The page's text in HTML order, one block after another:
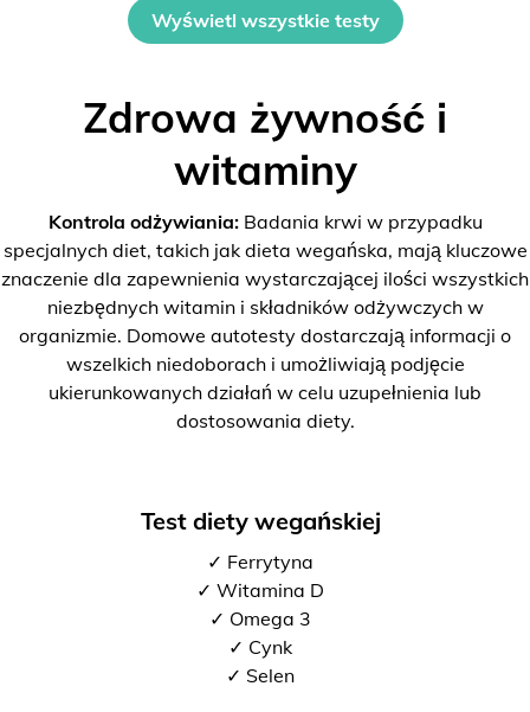
Wyświetl wszystkie testy
Zdrowa żywność i
witaminy
Kontrola odżywiania:Badania krwi w przypadku
specjalnych diet, takich jak dieta wegańska, mają kluczowe
znaczenie dla zapewnienia wystarczającej ilości wszystkich
niezbędnych witamin i składników odżywczych w
organizmie. Domowe autotesty dostarczają informacji o
wszelkich niedoborach i umożliwiają podjęcie
ukierunkowanych działań w celu uzupełnienia lub
dostosowania diety.
Test diety wegańskiej
✓ Ferrytyna
✓ Witamina D
✓ Omega 3
✓ Cynk
✓ Selen